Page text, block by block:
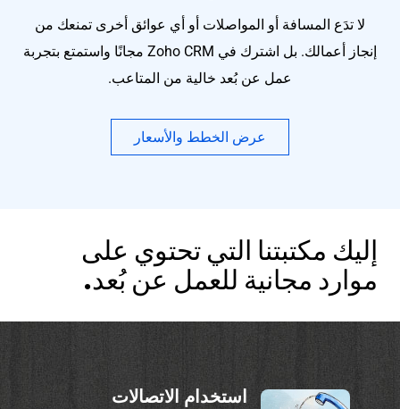
لا تدَع المسافة أو المواصلات أو أي عوائق أخرى تمنعك من
إنجاز أعمالك. بل اشترك في Zoho CRM مجانًا واستمتع بتجربة
عمل عن بُعد خالية من المتاعب.
عرض الخطط والأسعار
إليك مكتبتنا التي تحتوي على
موارد مجانية للعمل عن بُعد.
استخدام الاتصالات